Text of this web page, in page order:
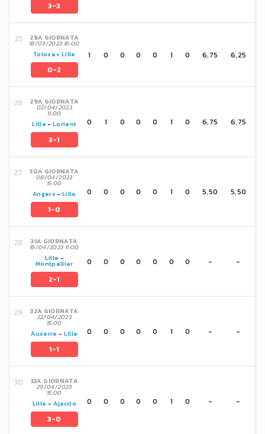
3-3
28A GIORNATA
18/03/2023 16:00
Tolosa -Lille
0-2
1 0 0 0 0 1 0 6,75 6,25
29A GIORNATA
02/04/2023
11:00
Lille -Lorient
3-1
0 1 0 0 0 1 0 6,75 6,75
30A GIORNATA
08/04/2023
15:00
Angers -Lille
1-0
0 0 0 0 0 1 0 5,50 5,50
31A GIORNATA
16/04/2023 11:00
Lille -
Montpellier
2-1
0 0 0 0 0 0 0 - -
32A GIORNATA
22/04/2023
15:00
Auxerre - Lille
1-1
0 0 0 0 0 1 0 - -
33A GIORNATA
29/04/2023
15:00
Lille - Ajaccio
3-0
0 0 0 0 0 1 0 - -